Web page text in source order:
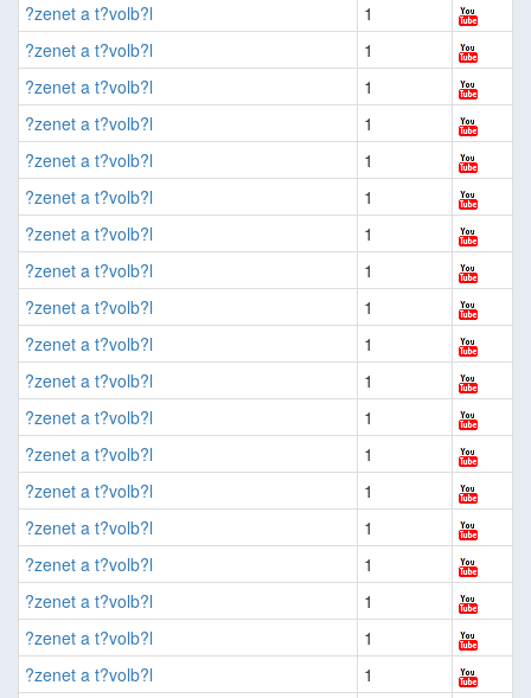
?zenet a t?volb?l
1
?zenet a t?volb?l
1
?zenet a t?volb?l
1
?zenet a t?volb?l
1
?zenet a t?volb?l
1
?zenet a t?volb?l
1
?zenet a t?volb?l
1
?zenet a t?volb?l
1
?zenet a t?volb?l
1
?zenet a t?volb?l
1
?zenet a t?volb?l
1
?zenet a t?volb?l
1
?zenet a t?volb?l
1
?zenet a t?volb?l
1
?zenet a t?volb?l
1
?zenet a t?volb?l
1
?zenet a t?volb?l
1
?zenet a t?volb?l
1
?zenet a t?volb?l
1